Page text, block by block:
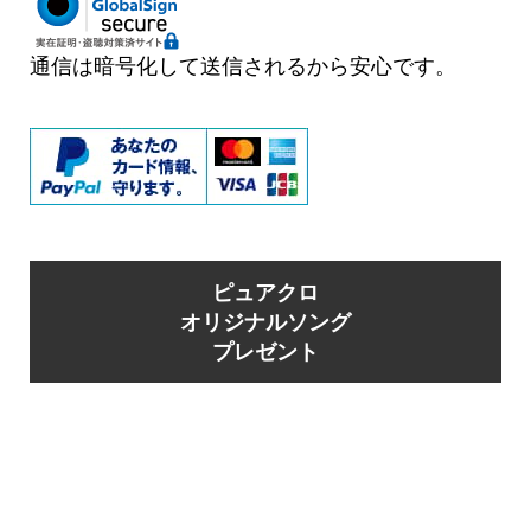
通信は暗号化して送信されるから安心です。
ピュアクロ
オリジナルソング
プレゼント